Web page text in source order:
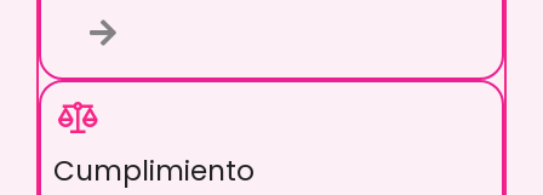
Cumplimiento